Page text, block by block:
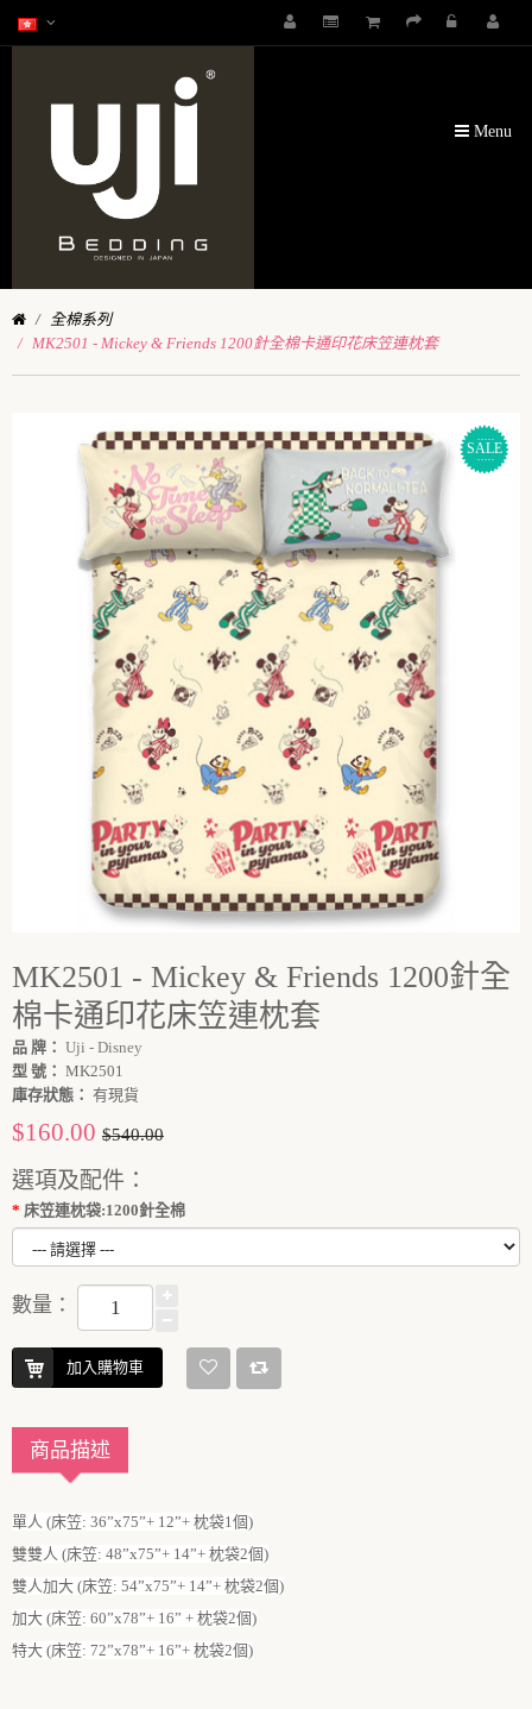
Menu
全棉系列
MK2501 - Mickey & Friends 1200針全棉卡通印花床笠連枕套
SALE
MK2501 - Mickey & Friends 1200針全
棉卡通印花床笠連枕套
品 牌： Uji - Disney
型 號： MK2501
庫存狀態： 有現貨
$160.00 $540.00
選項及配件：
床笠連枕袋:1200針全棉
數量：
加入購物車
商品描述
單人 (床笠: 36”x75”+ 12”+ 枕袋1個)
雙雙人 (床笠: 48”x75”+ 14”+ 枕袋2個)
雙人加大 (床笠: 54”x75”+ 14”+ 枕袋2個)
加大 (床笠: 60”x78”+ 16” + 枕袋2個)
特大 (床笠: 72”x78”+ 16”+ 枕袋2個)